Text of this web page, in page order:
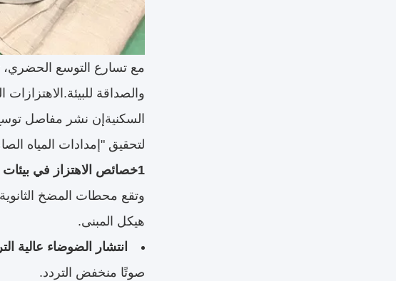
مع تسارع التوسع الحضري،
والصداقة
السكنيةإن نشر مفاصل
لتحقيق "إمدادات المياه
1خصائص الاهتزاز في بيئات الإمدادات الثانوية
وتقع محطات المضخ
هيكل المبنى.
انتشار الضوضاء عالية
صوتًا منخفض التردد.